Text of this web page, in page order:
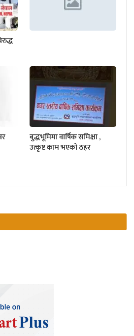
बुद्धभूमिमा वार्षिक समिक्षा ,
उत्कृष्ट काम भएको ठहर